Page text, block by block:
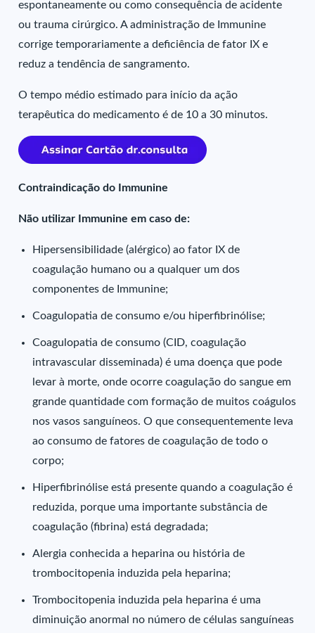
espontaneamente ou como consequência de acidente
ou trauma cirúrgico. A administração de Immunine
corrige temporariamente a deficiência de fator IX e
reduz a tendência de sangramento.
O tempo médio estimado para início da ação
terapêutica do medicamento é de 10 a 30 minutos.
Contraindicação do Immunine
Não utilizar Immunine em caso de:
Hipersensibilidade (alérgico) ao fator IX de
coagulação humano ou a qualquer um dos
componentes de Immunine;
Coagulopatia de consumo e/ou hiperfibrinólise;
Coagulopatia de consumo (CID, coagulação
intravascular disseminada) é uma doença que pode
levar à morte, onde ocorre coagulação do sangue em
grande quantidade com formação de muitos coágulos
nos vasos sanguíneos. O que consequentemente leva
ao consumo de fatores de coagulação de todo o
corpo;
Hiperfibrinólise está presente quando a coagulação é
reduzida, porque uma importante substância de
coagulação (fibrina) está degradada;
Alergia conhecida a heparina ou história de
trombocitopenia induzida pela heparina;
Trombocitopenia induzida pela heparina é uma
diminuição anormal no número de células sanguíneas